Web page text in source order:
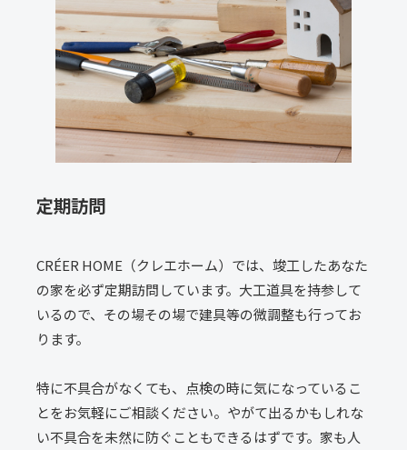
定期訪問
CRÉER HOME（クレエホーム）では、竣工したあなた
の家を必ず定期訪問しています。大工道具を持参して
いるので、その場その場で建具等の微調整も行ってお
ります。
特に不具合がなくても、点検の時に気になっているこ
とをお気軽にご相談ください。やがて出るかもしれな
い不具合を未然に防ぐこともできるはずです。家も人